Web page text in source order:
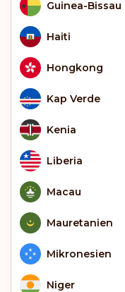
Guinea-Bissau
Haiti
Hongkong
Kap Verde
Kenia
Liberia
Macau
Mauretanien
Mikronesien
Niger